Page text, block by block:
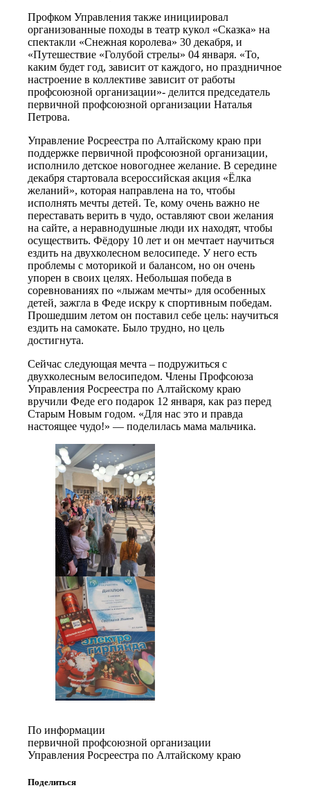
Профком Управления также инициировал
организованные походы в театр кукол «Сказка» на
спектакли «Снежная королева» 30 декабря, и
«Путешествие «Голубой стрелы» 04 января. «То,
каким будет год, зависит от каждого, но праздничное
настроение в коллективе зависит от работы
профсоюзной организации»- делится председатель
первичной профсоюзной организации Наталья
Петрова.
Управление Росреестра по Алтайскому краю при
поддержке первичной профсоюзной организации,
исполнило детское новогоднее желание. В середине
декабря стартовала всероссийская акция «Ёлка
желаний», которая направлена на то, чтобы
исполнять мечты детей. Те, кому очень важно не
переставать верить в чудо, оставляют свои желания
на сайте, а неравнодушные люди их находят, чтобы
осуществить. Фёдору 10 лет и он мечтает научиться
ездить на двухколесном велосипеде. У него есть
проблемы с моторикой и балансом, но он очень
упорен в своих целях. Небольшая победа в
соревнованиях по «лыжам мечты» для особенных
детей, зажгла в Феде искру к спортивным победам.
Прошедшим летом он поставил себе цель: научиться
ездить на самокате. Было трудно, но цель
достигнута.
Сейчас следующая мечта – подружиться с
двухколесным велосипедом. Члены Профсоюза
Управления Росреестра по Алтайскому краю
вручили Феде его подарок 12 января, как раз перед
Старым Новым годом. «Для нас это и правда
настоящее чудо!» — поделилась мама мальчика.
По информации
первичной профсоюзной организации
Управления Росреестра по Алтайскому краю
Поделиться